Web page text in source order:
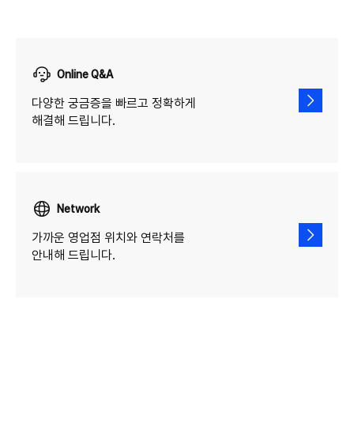
Online Q&A
다양한 궁금증을 빠르고 정확하게
해결해 드립니다.
Network
가까운 영업점 위치와 연락처를
안내해 드립니다.